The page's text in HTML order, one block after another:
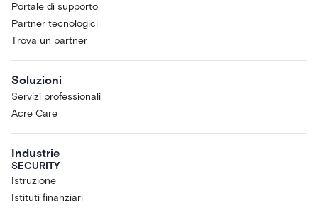
Portale di supporto
Partner tecnologici
Trova un partner
Soluzioni
Servizi professionali
Acre Care
Industrie
SECURITY
Istruzione
Istituti finanziari